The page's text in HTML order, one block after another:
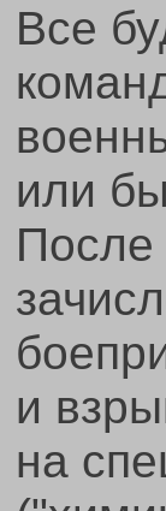
Все
или
После
и
на